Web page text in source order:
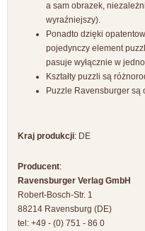
a sam obrazek,
wyraźniejszy).
Ponadto dzięki
pojedynczy element
pasuje wyłącznie w
Kształty puzzli są
Puzzle Ravensburger
Kraj produkcji: DE
Producent:
Ravensburger Verlag GmbH
Robert-Bosch-Str. 1
88214 Ravensburg (DE)
tel: +49 - (0) 751 - 86 0